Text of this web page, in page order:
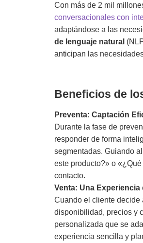
Con más de 2 mil
conversacionales con
adaptándose a las
de lenguaje natural
anticipan las
Beneficios de
Preventa: Captación
Durante la fase de
responder de forma
segmentadas. Guiando
este producto?» o
contacto.
Venta: Una
Cuando el cliente decide
disponibilidad, precios y
personalizada que se
experiencia sencilla y